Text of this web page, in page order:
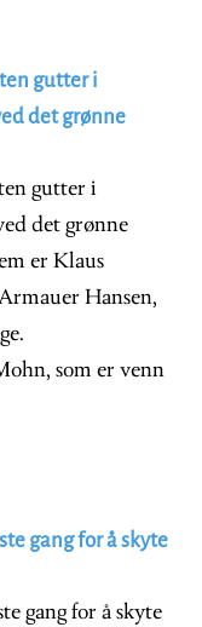
gutter i
det grønne
gutter i
det grønne
er Klaus
Hansen,
som er venn
gang for å skyte
gang for å skyte